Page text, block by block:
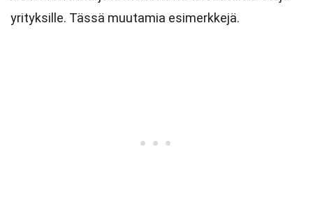
yrityksille. Tässä muutamia esimerkkejä.